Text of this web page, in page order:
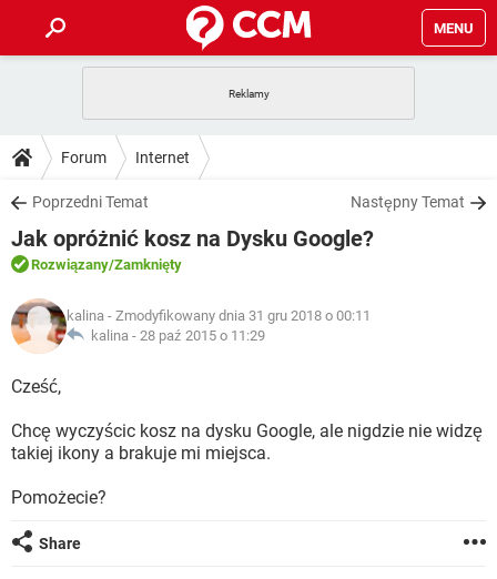
MENU
GRY
SPOTIFY
INSTAGRAM FACEBOOK
WINDOWS 10
PORADY
PlayStation
SPOTIFY
INSTAGRAM
WINDOWS 10
DO POBRANIA
ANDROID TIKTOK
GRY
IOS NETFLIX
INSTAGRAM
WINDOWS 10
FORUM
COVID-19
GRY
WINDOWS 10
ARTYKUŁY
COVID-19
GRY
SPOTIFY NETFLIX
INSTAGRAM
WINDOWS 10
Forum Internet
Poprzedni Temat Następny Temat
Jak opróżnić kosz na Dysku Google?
Rozwiązany/Zamknięty
kalina - Zmodyfikowany dnia 31 gru 2018 o 00:11
kalina - 28 paź 2015 o 11:29
Cześć,
Chcę wyczyścic kosz na dysku Google, ale nigdzie nie widzę
takiej ikony a brakuje mi miejsca.
Pomożecie?
Share